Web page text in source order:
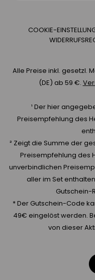
COOKIE-
Alle Preise inkl. gesetzl.
(DE) ab 59 €.
¹ Der hier
Preisempfehlung des
² Zeigt die Summe der
Preisempfehlung des
unverbindlichen
aller im Set
Gutschein-
* Der Gutschein-Code
49€ eingelöst werden.
von dieser